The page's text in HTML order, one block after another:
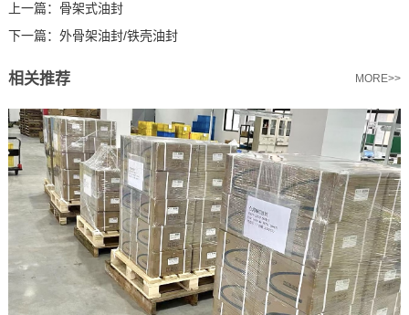
上一篇： 骨架式油封
下一篇： 外骨架油封/铁壳油封
相关推荐 MORE>>